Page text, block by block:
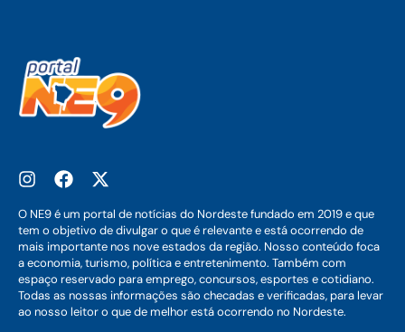
O NE9 é um portal de notícias do Nordeste fundado em 2019 e que
tem o objetivo de divulgar o que é relevante e está ocorrendo de
mais importante nos nove estados da região. Nosso conteúdo foca
a economia, turismo, política e entretenimento. Também com
espaço reservado para emprego, concursos, esportes e cotidiano.
Todas as nossas informações são checadas e verificadas, para levar
ao nosso leitor o que de melhor está ocorrendo no Nordeste.